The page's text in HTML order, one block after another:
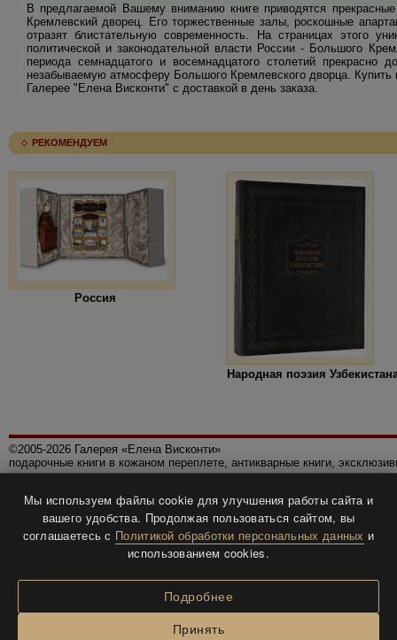
В предлагаемой Вашему вниманию книге приводятся
Кремлевский дворец. Его торжественные залы, роскошные
отразят блистательную современность. На страницах этого
политической и законодательной власти России - Большого
периода семнадцатого и восемнадцатого столетий
незабываемую атмосферу Большого Кремлевского дворца.
Галерее "Елена Висконти" с доставкой в день заказа.
РЕКОМЕНДУЕМ
Россия
Народная поэзия
©2005-2026 Галерея «Елена Висконти»
подарочные книги в кожаном переплете, антикварные книги,
Политика конфиденциальности
Все права защищены.
Разработка и дизайнBTV-info.
Мы используем файлы cookie для улучшения работы сайта и
вашего удобства. Продолжая пользоваться сайтом, вы
соглашаетесь с Политикой обработки персональных данных и
использованием cookies.
Подробнее
Принять